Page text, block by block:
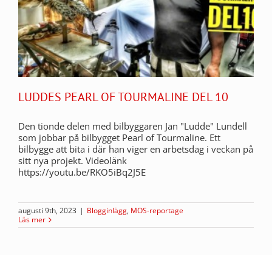
LUDDES PEARL OF TOURMALINE DEL 10
Den tionde delen med bilbyggaren Jan "Ludde" Lundell
som jobbar på bilbygget Pearl of Tourmaline. Ett
bilbygge att bita i där han viger en arbetsdag i veckan på
sitt nya projekt. Videolänk
https://youtu.be/RKO5iBq2J5E
augusti 9th, 2023 | Blogginlägg, MOS-reportage
Läs mer